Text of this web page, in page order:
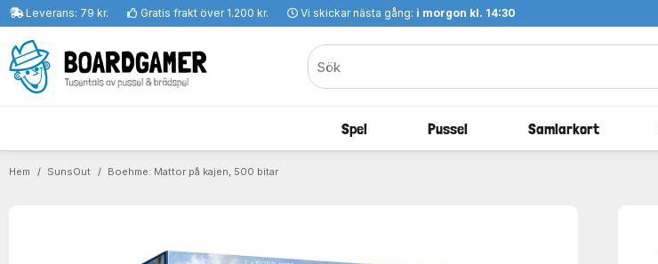
Leverans: 79 kr. Gratis frakt över 1.200 kr. Vi skickar nästa gång: i morgon kl. 14:30
Spel Pussel Samlarkort
Hem SunsOut Boehme: Mattor på kajen, 500 bitar